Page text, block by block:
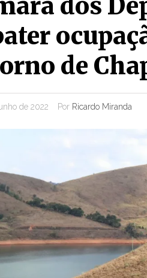
dos
de
de 2022 Por Ricardo Miranda